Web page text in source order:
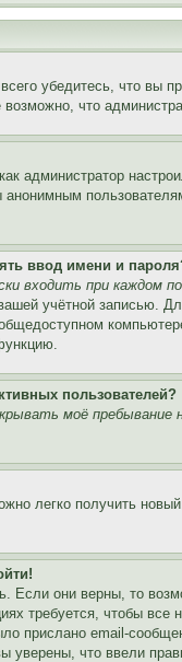
убедитесь, что вы
что
администратор
ввод имени и
входить при каждом
учётной
пользователей?
моё пребывание
легко получить
Если они верны, то
требуется, чтобы
прислано email-
что ввели